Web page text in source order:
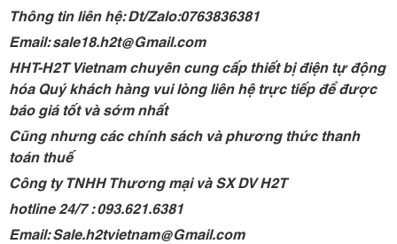
Thông tin liên hệ: Dt/Zalo:0763836381
Email: sale18.h2t@Gmail.com
HHT-H2T Vietnam chuyên cung cấp thiết bị điện tự động
hóa Quý khách hàng vui lòng liên hệ trực tiếp để được
báo giá tốt và sớm nhất
Cũng nhưng các chính sách và phương thức thanh
toán thuế
Công ty TNHH Thương mại và SX DV H2T
hotline 24/7 : 093.621.6381
Email: Sale.h2tvietnam@Gmail.com